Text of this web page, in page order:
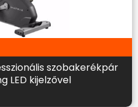
LED kijelzővel